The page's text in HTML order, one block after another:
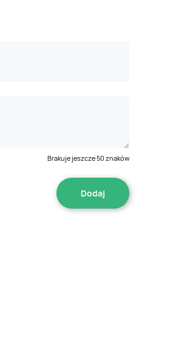
Brakuje jeszcze50 znaków